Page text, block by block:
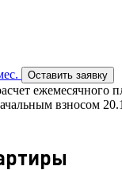
Оставить заявку
ежемесячного
взносом